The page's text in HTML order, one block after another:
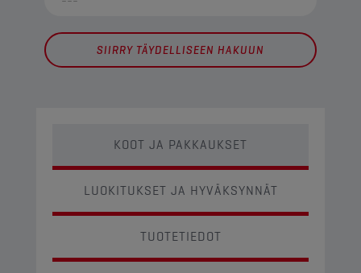
SIIRRY TÄYDELLISEEN HAKUUN
KOOT JA PAKKAUKSET
LUOKITUKSET JA HYVÄKSYNNÄT
TUOTETIEDOT